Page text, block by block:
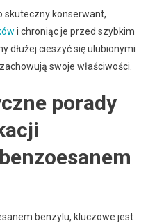
skuteczny konserwant,
i chroniąc je przed szybkim
dłużej cieszyć się ulubionymi
swoje właściwości.
porady
benzylu, kluczowe jest